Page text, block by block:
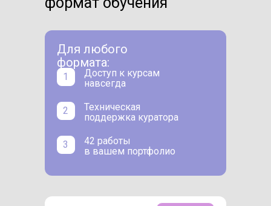
42 работы
в вашем портфолио
Для любого
формата:
Доступ к курсам
навсегда
3
Техническая
поддержка куратора
1
2